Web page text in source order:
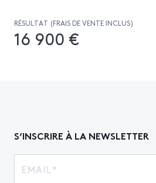
RÉSULTAT (FRAIS DE VENTE INCLUS)
16 900 €
S’INSCRIRE À LA NEWSLETTER